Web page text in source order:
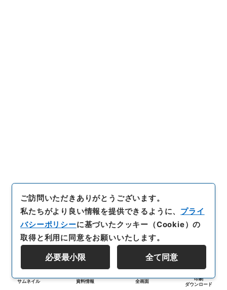
サムネイル 資料情報 全画面
印刷
ダウンロード
ご訪問いただきありがとうございます。
私たちがより良い情報を提供できるように、 プライ
バシーポリシーに基づいたクッキー（Cookie）の
取得と利用に同意をお願いいたします。
必要最小限 全て同意